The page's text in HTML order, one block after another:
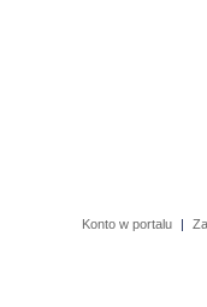
Konto w portalu |